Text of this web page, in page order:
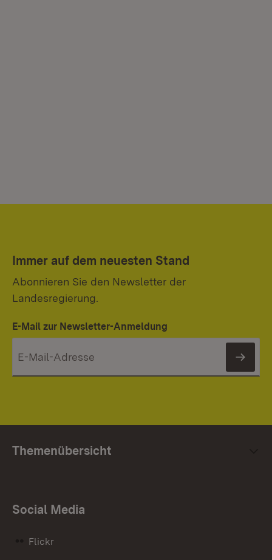
Immer auf dem neuesten Stand
Abonnieren Sie den Newsletter der
Landesregierung.
E-Mail zur Newsletter-Anmeldung
Themenübersicht
Social Media
Flickr